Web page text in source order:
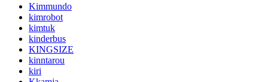
Kimmundo
kimrobot
kimtuk
kinderbus
KINGSIZE
kinntarou
kiri